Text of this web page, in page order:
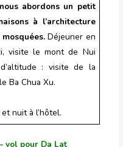
nous abordons un petit
à l’architecture
Déjeuner en
visite le mont de Nui
: visite de la
Ba Chua Xu.
nuit à l’hôtel.
vol pour Da Lat